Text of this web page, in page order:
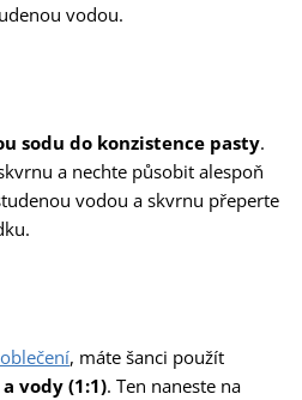
vodou.
sodu do konzistence pasty.
a nechte působit alespoň
vodou a skvrnu přeperte
, máte šanci použít
vody (1:1). Ten naneste na